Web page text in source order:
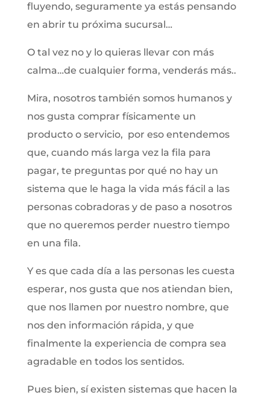
fluyendo, seguramente ya estás pensando
en abrir tu próxima sucursal…
O tal vez no y lo quieras llevar con más
calma…de cualquier forma, venderás más..
Mira, nosotros también somos humanos y
nos gusta comprar físicamente un
producto o servicio, por eso entendemos
que, cuando más larga vez la fila para
pagar, te preguntas por qué no hay un
sistema que le haga la vida más fácil a las
personas cobradoras y de paso a nosotros
que no queremos perder nuestro tiempo
en una fila.
Y es que cada día a las personas les cuesta
esperar, nos gusta que nos atiendan bien,
que nos llamen por nuestro nombre, que
nos den información rápida, y que
finalmente la experiencia de compra sea
agradable en todos los sentidos.
Pues bien, sí existen sistemas que hacen la